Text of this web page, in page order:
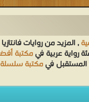
, المزيد من روايات
رواية عربية فيمكتبة
فيمكتبة